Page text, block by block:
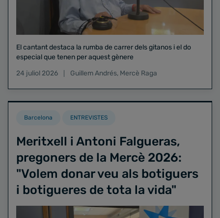
El cantant destaca la rumba de carrer dels gitanos i el do
especial que tenen per aquest gènere
24 juliol 2026
Guillem Andrés, Mercè Raga
Barcelona ENTREVISTES
Meritxell i Antoni Falgueras,
pregoners de la Mercè 2026:
"Volem donar veu als botiguers
i botigueres de tota la vida"